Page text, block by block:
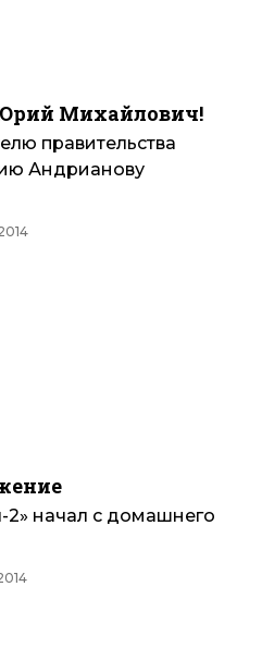
Михайлович!
правительства
Андрианову
2» начал с домашнего